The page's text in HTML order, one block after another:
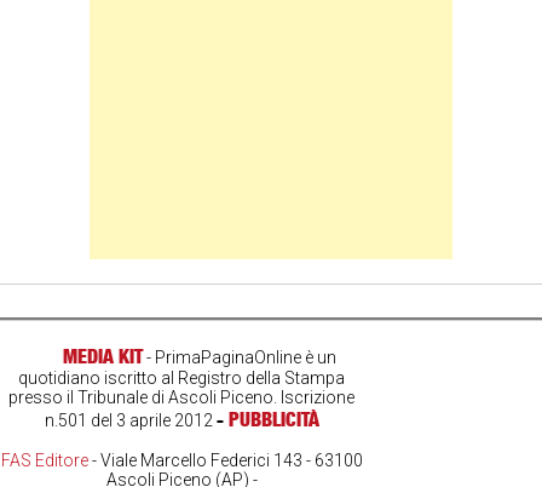
MEDIA KIT- PrimaPaginaOnline è un
quotidiano iscritto al Registro della Stampa
presso il Tribunale di Ascoli Piceno. Iscrizione
n.501 del 3 aprile 2012- PUBBLICITÀ
FAS Editore- Viale Marcello Federici 143 - 63100
Ascoli Piceno (AP) -